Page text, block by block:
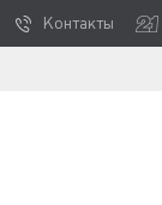
Контакты